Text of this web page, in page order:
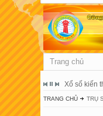
Trang chủ
vương Xổ số kiến
TRANG CHỦ TRỤ